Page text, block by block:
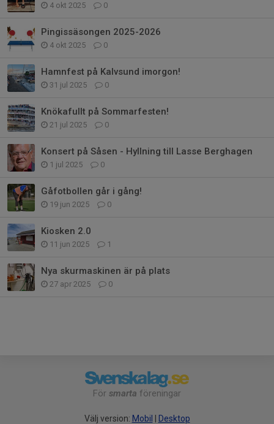
4 okt 2025 0
Pingissäsongen 2025-2026
4 okt 2025 0
Hamnfest på Kalvsund imorgon!
31 jul 2025 0
Knökafullt på Sommarfesten!
21 jul 2025 0
Konsert på Såsen - Hyllning till Lasse Berghagen
1 jul 2025 0
Gåfotbollen går i gång!
19 jun 2025 0
Kiosken 2.0
11 jun 2025 1
Nya skurmaskinen är på plats
27 apr 2025 0
För smarta föreningar
Välj version: Mobil Desktop